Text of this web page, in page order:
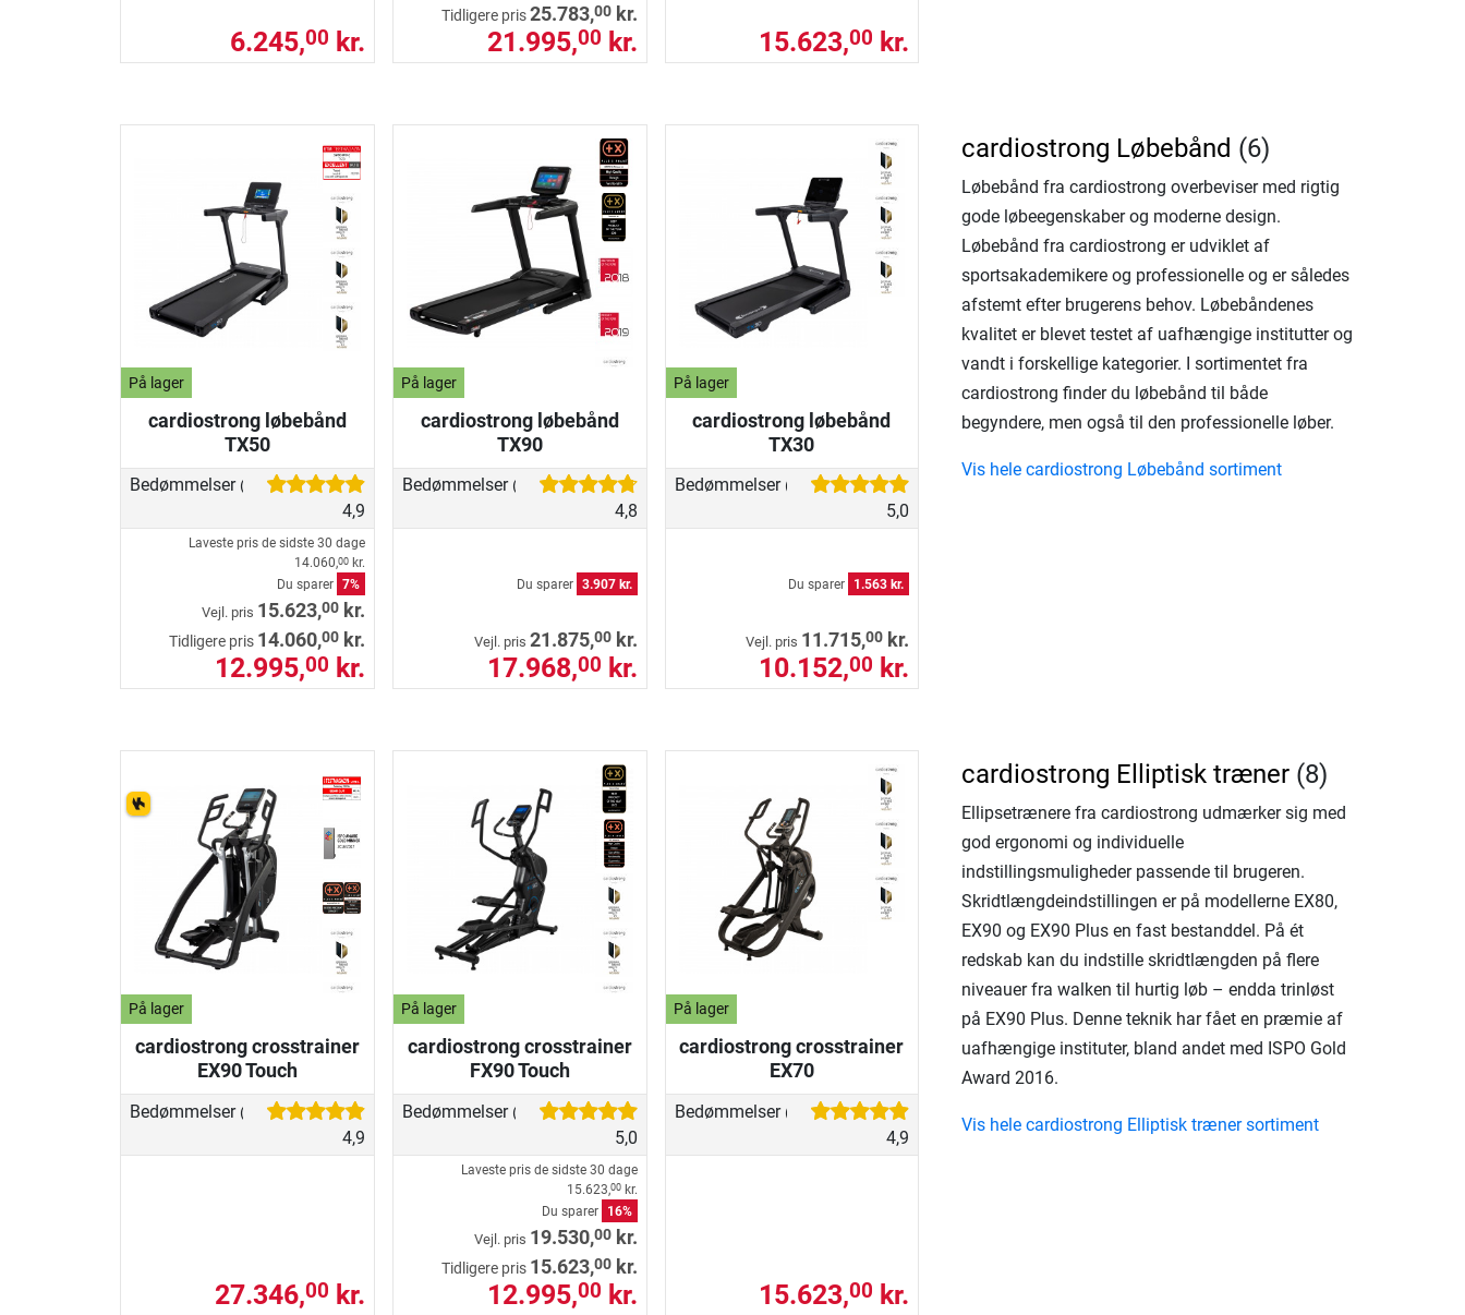
6.245,00 kr.
Tidligere pris25.783,00kr.
21.995,00 kr. 15.623,00 kr.
På lager
cardiostrong løbebånd
TX50
Bedømmelser (84)
4,9
Laveste pris de sidste 30 dage
14.060,00kr.
Du sparer 7%
Vejl. pris 15.623,00kr.
Tidligere pris 14.060,00kr.
12.995,00 kr.
På lager
cardiostrong løbebånd
TX90
Bedømmelser (70)
4,8
Du sparer 3.907 kr.
Vejl. pris 21.875,00kr.
17.968,00 kr.
På lager
cardiostrong løbebånd
TX30
Bedømmelser (17)
5,0
Du sparer 1.563 kr.
Vejl. pris 11.715,00 kr.
10.152,00 kr.
cardiostrong Løbebånd (6)
Løbebånd fra cardiostrong overbeviser med rigtig
gode løbeegenskaber og moderne design.
Løbebånd fra cardiostrong er udviklet af
sportsakademikere og professionelle og er således
afstemt efter brugerens behov. Løbebåndenes
kvalitet er blevet testet af uafhængige institutter og
vandt i forskellige kategorier. I sortimentet fra
cardiostrong finder du løbebånd til både
begyndere, men også til den professionelle løber.
Vis hele cardiostrong Løbebånd sortiment
På lager
cardiostrong crosstrainer
EX90 Touch
Bedømmelser (116)
4,9
27.346,00 kr.
På lager
cardiostrong crosstrainer
FX90 Touch
Bedømmelser (32)
5,0
Laveste pris de sidste 30 dage
15.623,00kr.
Du sparer
16%
Vejl. pris 19.530,00kr.
Tidligere pris 15.623,00kr.
12.995,00 kr.
På lager
cardiostrong crosstrainer
EX70
Bedømmelser (56)
4,9
15.623,00 kr.
cardiostrong Elliptisk træner (8)
Ellipsetrænere fra cardiostrong udmærker sig med
god ergonomi og individuelle
indstillingsmuligheder passende til brugeren.
Skridtlængdeindstillingen er på modellerne EX80,
EX90 og EX90 Plus en fast bestanddel. På ét
redskab kan du indstille skridtlængden på flere
niveauer fra walken til hurtig løb – endda trinløst
på EX90 Plus. Denne teknik har fået en præmie af
uafhængige instituter, bland andet med ISPO Gold
Award 2016.
Vis hele cardiostrong Elliptisk træner sortiment